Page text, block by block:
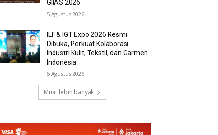
GIIAS 2026
5 Agustus 2026
ILF & IGT Expo 2026 Resmi
Dibuka, Perkuat Kolaborasi
Industri Kulit, Tekstil, dan Garmen
Indonesia
5 Agustus 2026
Muat lebih banyak